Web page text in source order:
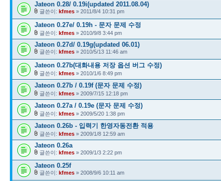
Jateon 0.28/ 0.19i(updated 2011.08.04)
글쓴이: kfmes » 2011/8/4 10:31 pm
Jateon 0.27e/ 0.19h - 문자 문제 수정
글쓴이: kfmes » 2010/9/8 3:44 pm
Jateon 0.27d/ 0.19g(updated 06.01)
글쓴이: kfmes » 2010/5/13 11:46 am
Jateon 0.27b(대화내용 저장 옵션 버그 수정)
글쓴이: kfmes » 2010/1/6 8:49 pm
Jateon 0.27b / 0.19f (문자 문제 수정)
글쓴이: kfmes » 2009/7/15 12:18 pm
Jateon 0.27a / 0.19e (문자 문제 수정)
글쓴이: kfmes » 2009/5/20 1:38 pm
Jateon 0.26b - 입력기 한영자동전환 적용
글쓴이: kfmes » 2009/1/8 12:59 am
Jateon 0.26a
글쓴이: kfmes » 2009/1/3 2:22 pm
Jateon 0.25f
글쓴이: kfmes » 2008/9/6 10:11 am